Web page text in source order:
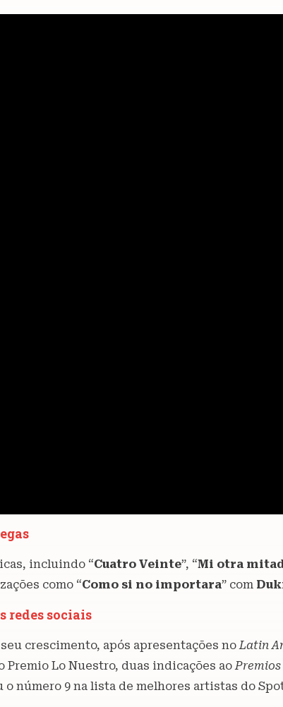
incluindo “Cuatro Veinte”, “Mi otra
como “Como si no importara” com
redes sociais
crescimento, após apresentações noLatin
Premio Lo Nuestro, duas indicações ao
número 9 na lista de melhores artistas do